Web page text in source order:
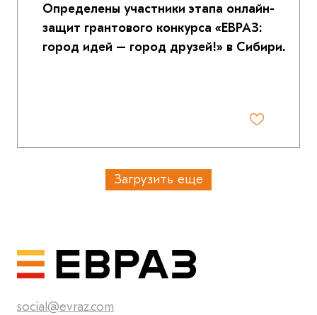
Определены участники этапа онлайн-
защит грантового конкурса «ЕВРАЗ:
город идей – город друзей!» в Сибири.
Загрузить еще
social@evraz.com